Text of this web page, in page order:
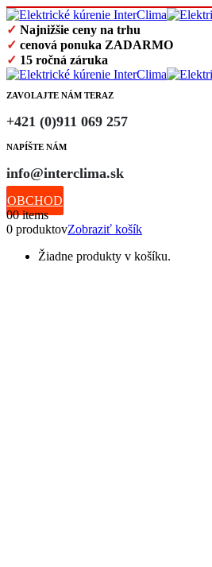
✓ Najnižšie ceny na trhu
✓ cenová ponuka ZADARMO
✓ 15 ročná záruka
ZAVOLAJTE NÁM TERAZ
+421 (0)911 069 257
NAPÍŠTE NÁM
info@interclima.sk
OBCHOD
00 items
0 produktovZobraziť košík
Žiadne produkty v košíku.